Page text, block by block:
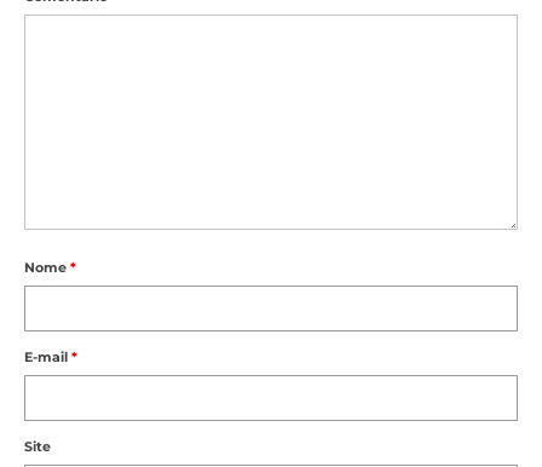
Nome *
E-mail *
Site